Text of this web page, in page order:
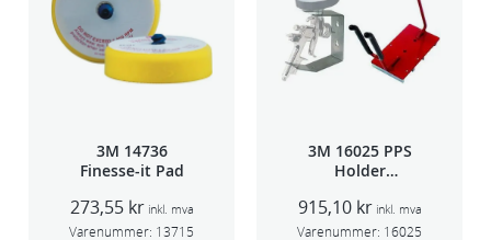
3M 14736
Finesse-it Pad
273,55 kr inkl. mva
Varenummer: 13715
3M 16025 PPS
Holder
915,10 kr inkl. mva
Varenummer: 16025